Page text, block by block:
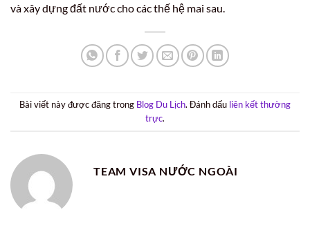
và xây dựng đất nước cho các thế hệ mai sau.
Bài viết này được đăng trong Blog Du Lịch. Đánh dấu liên kết thường
trực.
TEAM VISA NƯỚC NGOÀI